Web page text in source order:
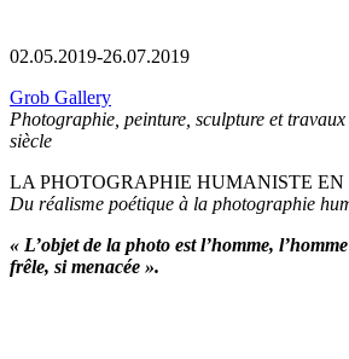
02.05.2019-26.07.2019
Grob Gallery
Photographie, peinture, sculpture et
siècle
LA PHOTOGRAPHIE HUMANISTE EN
Du réalisme poétique à la photographie
« L’objet de la photo est l’homme,
frêle, si menacée ».